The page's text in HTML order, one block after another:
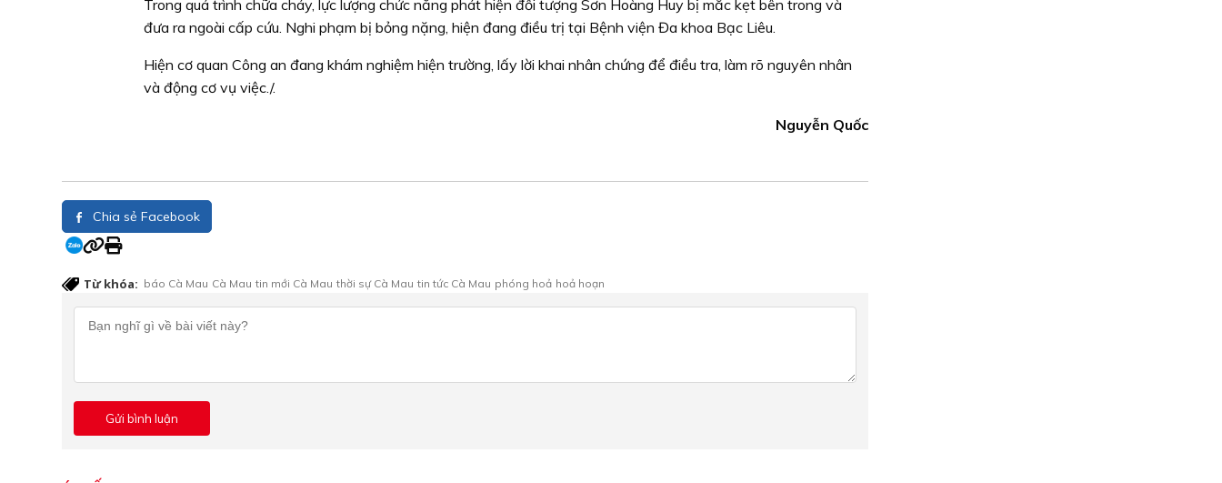
Trong quá trình chữa cháy, lực lượng chức năng phát hiện đối tượng Sơn Hoàng Huy bị mắc kẹt bên trong và
đưa ra ngoài cấp cứu. Nghi phạm bị bỏng nặng, hiện đang điều trị tại Bệnh viện Đa khoa Bạc Liêu.
Hiện cơ quan Công an đang khám nghiệm hiện trường, lấy lời khai nhân chứng để điều tra, làm rõ nguyên nhân
và động cơ vụ việc./.
Nguyễn Quốc
Chia sẻ Facebook
Từ khóa: báo Cà Mau Cà Mau tin mới Cà Mau thời sự Cà Mau tin tức Cà Mau phóng hoả hoả hoạn